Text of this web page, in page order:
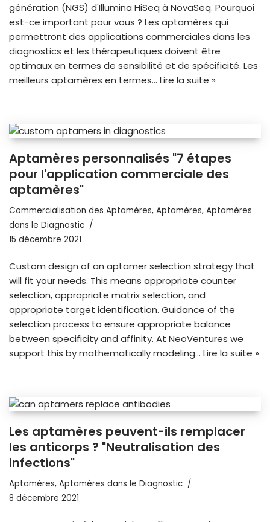
génération (NGS) d'Illumina HiSeq à NovaSeq. Pourquoi
est-ce important pour vous ? Les aptamères qui
permettront des applications commerciales dans les
diagnostics et les thérapeutiques doivent être
optimaux en termes de sensibilité et de spécificité. Les
meilleurs aptamères en termes... Lire la suite »
Aptamères personnalisés "7 étapes
pour l'application commerciale des
aptamères"
Commercialisation des Aptamères, Aptamères, Aptamères
dans le Diagnostic
15 décembre 2021
Custom design of an aptamer selection strategy that
will fit your needs. This means appropriate counter
selection, appropriate matrix selection, and
appropriate target identification. Guidance of the
selection process to ensure appropriate balance
between specificity and affinity. At NeoVentures we
support this by mathematically modeling… Lire la suite »
Les aptamères peuvent-ils remplacer
les anticorps ? "Neutralisation des
infections"
Aptamères, Aptamères dans le Diagnostic
8 décembre 2021